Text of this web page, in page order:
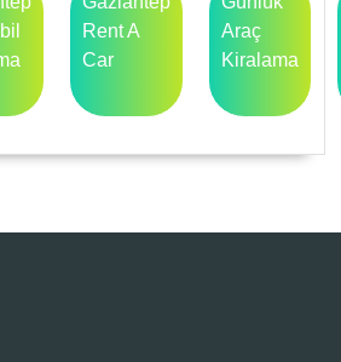
Rent A
Car
Araç
Kiralama